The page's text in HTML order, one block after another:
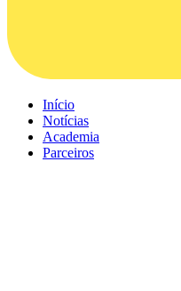
Início
Notícias
Academia
Parceiros